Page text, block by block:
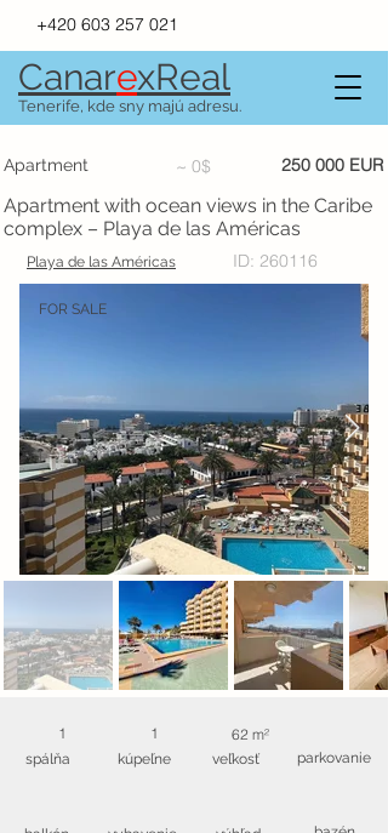
+420 603 257 021
CanarexReal
Tenerife, kde sny majú adresu.
Apartment ~ 0$ 250 000 EUR
Apartment with ocean views in the Caribe
complex – Playa de las Américas
Playa de las Américas ID: 260116
FOR SALE
1
spálňa
1
kúpeľne
62 m²
veľkosť parkovanie